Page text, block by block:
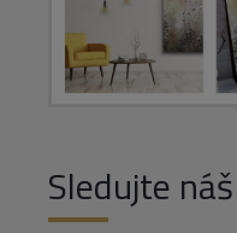
Sledujte náš